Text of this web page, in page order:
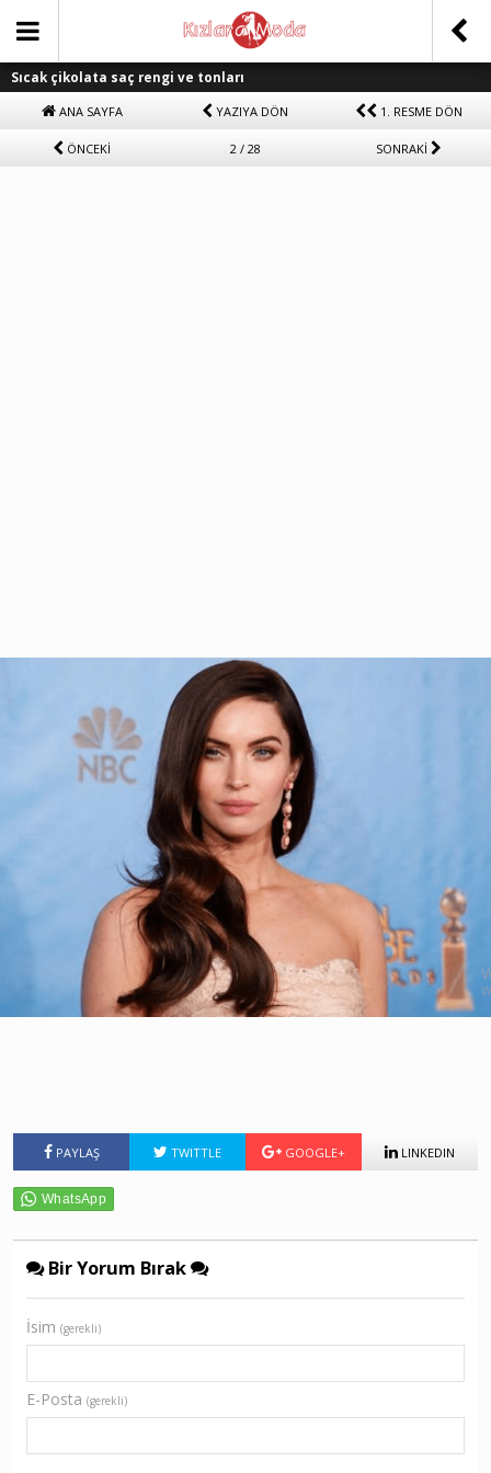
Sıcak çikolata saç rengi ve tonları
ANA SAYFA YAZIYA DÖN 1. RESME DÖN
ÖNCEKİ 2 / 28 SONRAKİ
PAYLAŞ TWITTLE GOOGLE+ LINKEDIN
Bir Yorum Bırak
İsim (gerekli)
E-Posta (gerekli)